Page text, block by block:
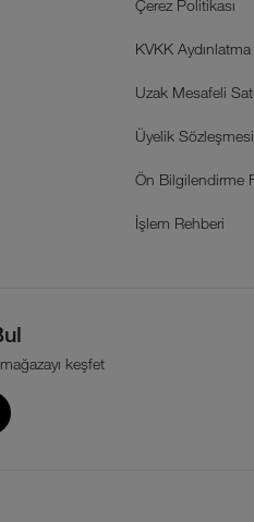
Çerez Politikası
KVKK
Uzak Mesafeli
Üyelik Sözleşmesi
Ön Bilgilendirme
İşlem Rehberi
keşfet